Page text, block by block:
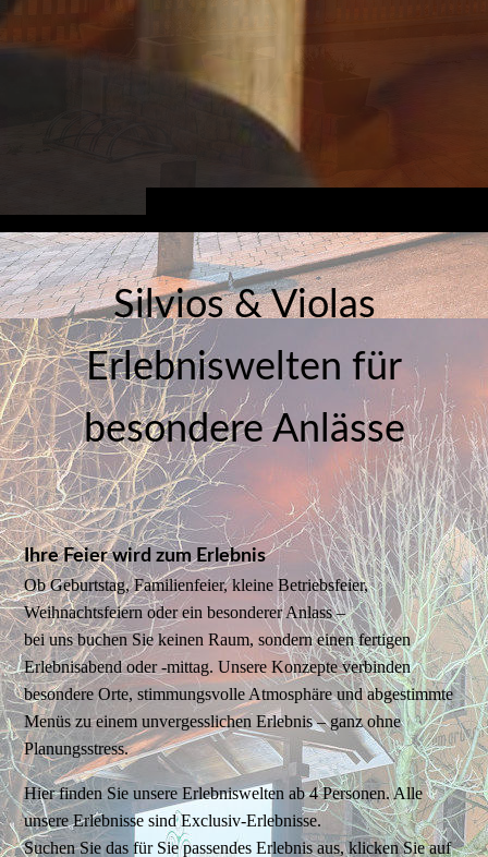
Silvios & Violas
Erlebniswelten für
besondere Anlässe
Ihre Feier wird zum Erlebnis
Ob Geburtstag, Familienfeier, kleine Betriebsfeier,
Weihnachtsfeiern oder ein besonderer Anlass –
bei uns buchen Sie keinen Raum, sondern einen fertigen
Erlebnisabend oder -mittag. Unsere Konzepte verbinden
besondere Orte, stimmungsvolle Atmosphäre und abgestimmte
Menüs zu einem unvergesslichen Erlebnis – ganz ohne
Planungsstress.
Hier finden Sie unsere Erlebniswelten ab 4 Personen. Alle
unsere Erlebnisse sind Exclusiv-Erlebnisse.
Suchen Sie das für Sie passendes Erlebnis aus, klicken Sie auf